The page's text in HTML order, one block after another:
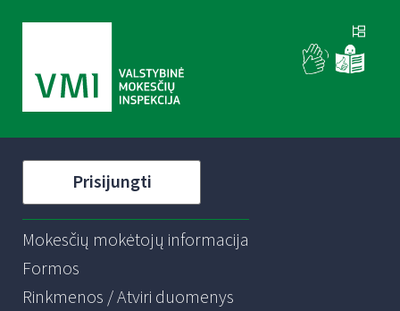
Prisijungti
Mokesčių mokėtojų informacija
Formos
Rinkmenos / Atviri duomenys